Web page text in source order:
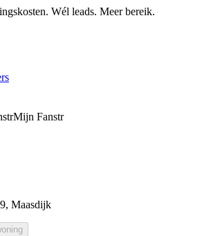
Wél leads. Meer bereik.
Mijn Fanstr
Maasdijk